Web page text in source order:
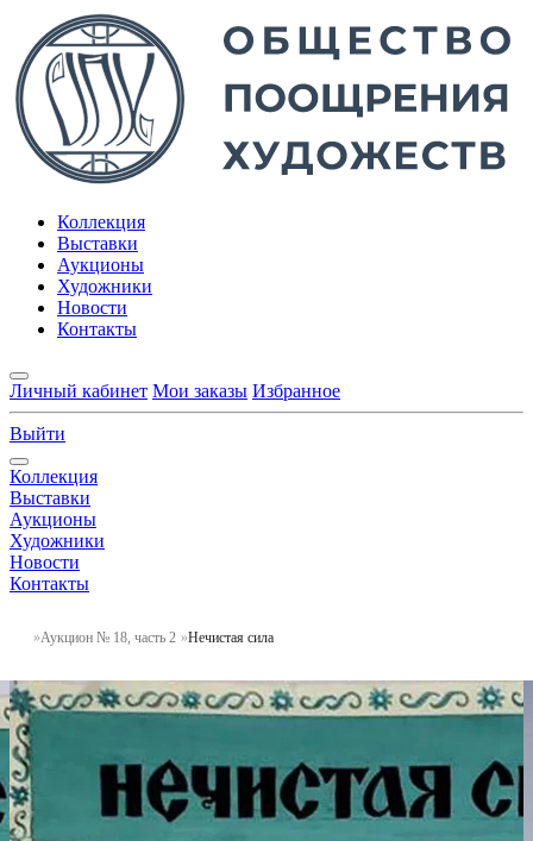
Коллекция
Выставки
Аукционы
Художники
Новости
Контакты
Личный кабинет Мои заказы Избранное
Выйти
Коллекция
Выставки
Аукционы
Художники
Новости
Контакты
Аукцион № 18, часть 2 Нечистая сила